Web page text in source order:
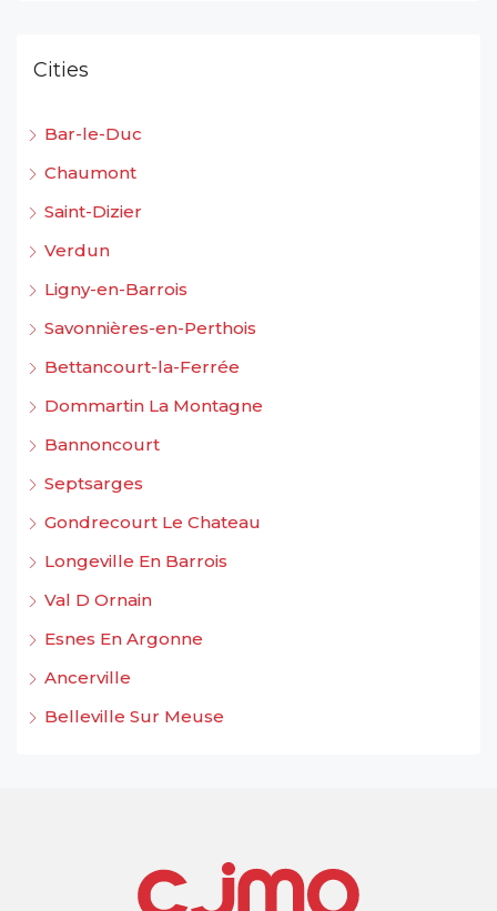
Cities
Bar-le-Duc
Chaumont
Saint-Dizier
Verdun
Ligny-en-Barrois
Savonnières-en-Perthois
Bettancourt-la-Ferrée
Dommartin La Montagne
Bannoncourt
Septsarges
Gondrecourt Le Chateau
Longeville En Barrois
Val D Ornain
Esnes En Argonne
Ancerville
Belleville Sur Meuse